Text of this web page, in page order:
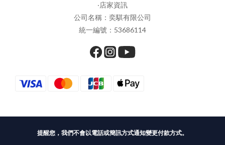
‧店家資訊
公司名稱：奕騏有限公司
統一編號：53686114
提醒您，我們不會以電話或簡訊方式通知變更付款方式。